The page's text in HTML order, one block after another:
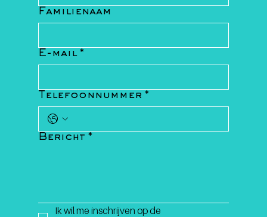
Familienaam
E-mail *
Telefoonnummer *
Bericht *
Ik wil me inschrijven op de